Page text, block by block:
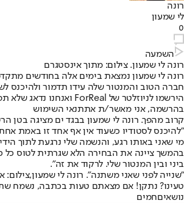
רונה
לי שמעון
0
השמעה
רונה לי שמעון. צילום: מתוך אינסטגרם
חברה הטוב והמנטור שלה עידו תדמור ולהיכנס
הירשמו לניוזלטר של ForReal ואנחנו נדאג שלא תפספסו שום דבר חשוב!
בהרשמה, אני מאשר/ת אתתנאי השימוש
קרוב מהפך. רונה לי שמעון בבגד ים מציגה בטן
"להיכנס לסטודיו כשעוד אין אף אחד זו באמת
מי שאני באותו רגע, והנשמה שלי נרגעת לתוך
בהמשך ציינה את הבחירה הלא שגרתית לטוס כל
ביני ובין המנטור שלי. לרקוד את זה".
"שנייה לפני שאני משתנה". רונה לי שמעון,צילום:
טעינו? נתקן! אם מצאתם טעות בכתבה, נשמח
נושאיםחמים